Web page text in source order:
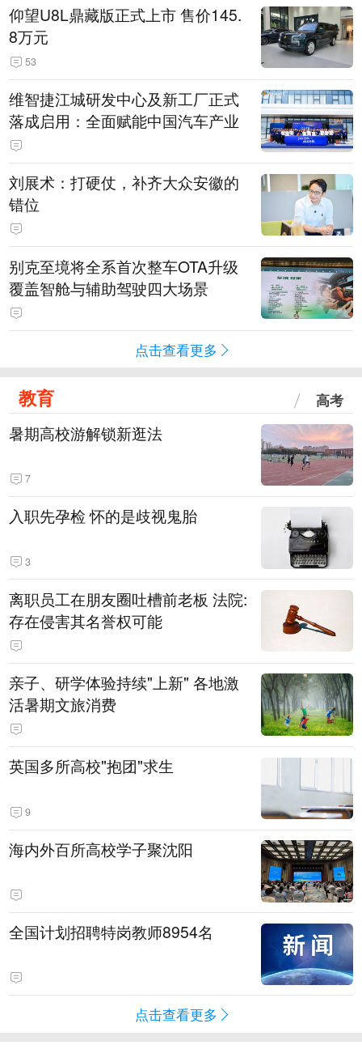
仰望U8L鼎藏版正式上市 售价145.
8万元
53
维智捷江城研发中心及新工厂正式
落成启用：全面赋能中国汽车产业
刘展术：打硬仗，补齐大众安徽的
错位
别克至境将全系首次整车OTA升级
覆盖智舱与辅助驾驶四大场景
点击查看更多
教育 高考
暑期高校游解锁新逛法
7
入职先孕检 怀的是歧视鬼胎
3
离职员工在朋友圈吐槽前老板 法院:
存在侵害其名誉权可能
亲子、研学体验持续"上新" 各地激
活暑期文旅消费
英国多所高校"抱团"求生
9
海内外百所高校学子聚沈阳
全国计划招聘特岗教师8954名
点击查看更多